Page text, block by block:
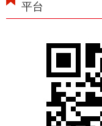
平台